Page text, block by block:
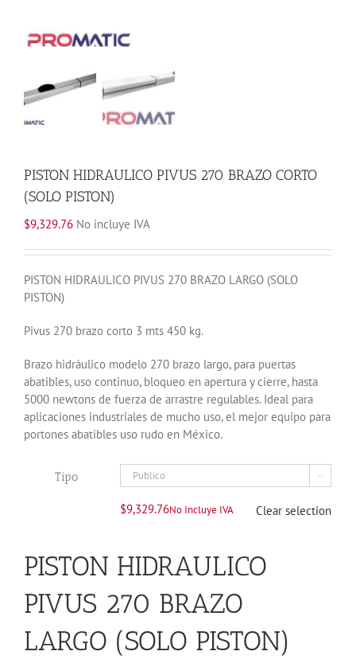
PISTON HIDRAULICO PIVUS 270 BRAZO CORTO
(SOLO PISTON)
$9,329.76 No incluye IVA
PISTON HIDRAULICO PIVUS 270 BRAZO LARGO (SOLO
PISTON)
Pivus 270 brazo corto 3 mts 450 kg.
Brazo hidráulico modelo 270 brazo largo, para puertas
abatibles, uso continuo, bloqueo en apertura y cierre, hasta
5000 newtons de fuerza de arrastre regulables. Ideal para
aplicaciones industriales de mucho uso, el mejor equipo para
portones abatibles uso rudo en México.
Tipo 
$9,329.76No Incluye IVA Clear selection
PISTON HIDRAULICO
PIVUS 270 BRAZO
LARGO (SOLO PISTON)